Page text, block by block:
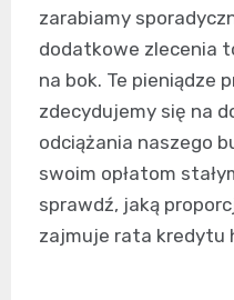
zarabiamy
dodatkowe zlecenia
na bok. Te pieniądze
zdecydujemy się na
odciążania naszego
swoim opłatom
sprawdź, jaką
zajmuje rata kredytu